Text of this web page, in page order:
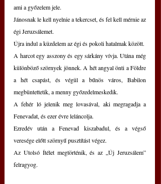
ami a győzelem jele.
Jánosnak le kell nyelnie a tekercset, és fel kell mérnie az
égi Jeruzsálemet.
Újra indul a küzdelem az égi és pokoli hatalmak között.
A harcot egy asszony és egy sárkány vívja. Utána még
különböző szörnyek jönnek. A hét angyal önti a Földre
a hét csapást, és végül a bűnös város, Babilon
megbüntettetik, a menny győzedelmeskedik.
A fehér ló jelenik meg lovasával, aki megragadja a
Fenevadat, és ezer évre leláncolja.
Ezredév után a Fenevad kiszabadul, és a végső
veresége előtt szörnyű pusztítást végez.
Az Utolsó Ítélet megtörténik, és az „Új Jeruzsálem”
felragyog.